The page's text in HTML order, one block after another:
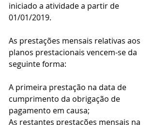
iniciado a atividade a partir de
01/01/2019.
As prestações mensais relativas aos
planos prestacionais vencem-se da
seguinte forma:
A primeira prestação na data de
cumprimento da obrigação de
pagamento em causa;
As restantes prestações mensais na